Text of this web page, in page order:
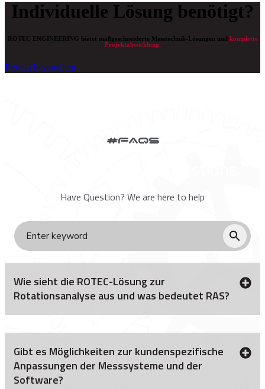
Individuelle Lösung benötigt?
ROTEC ENGINEERING bietet maßgeschneiderte Messtechnik-Lösungen und komplette
Projektabwicklung.
Projekt besprechen
#FAQs
Have Question? We are here to help
Wie sieht die ROTEC-Lösung zur
Rotationsanalyse aus und was bedeutet RAS?
Gibt es Möglichkeiten zur kundenspezifische
Anpassungen der Messsysteme und der
Software?